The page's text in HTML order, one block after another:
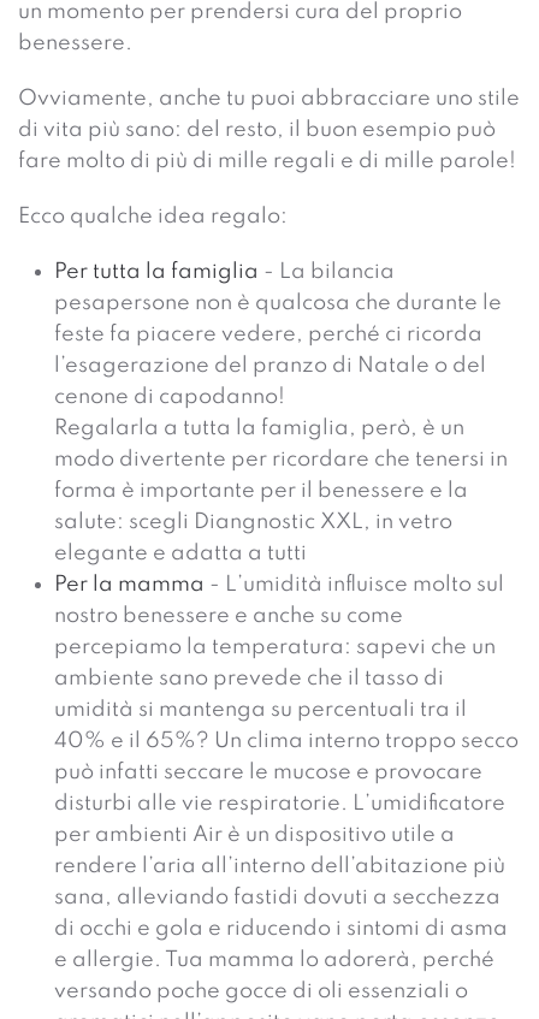
un momento per prendersi cura del proprio
benessere.
Ovviamente, anche tu puoi abbracciare uno stile
di vita più sano: del resto, il buon esempio può
fare molto di più di mille regali e di mille parole!
Ecco qualche idea regalo:
Per tutta la famiglia - La bilancia
pesapersone non è qualcosa che durante le
feste fa piacere vedere, perché ci ricorda
l’esagerazione del pranzo di Natale o del
cenone di capodanno!
Regalarla a tutta la famiglia, però, è un
modo divertente per ricordare che tenersi in
forma è importante per il benessere e la
salute: scegli Diangnostic XXL, in vetro
elegante e adatta a tutti
Per la mamma - L’umidità influisce molto sul
nostro benessere e anche su come
percepiamo la temperatura: sapevi che un
ambiente sano prevede che il tasso di
umidità si mantenga su percentuali tra il
40% e il 65%? Un clima interno troppo secco
può infatti seccare le mucose e provocare
disturbi alle vie respiratorie. L’umidificatore
per ambienti Air è un dispositivo utile a
rendere l’aria all’interno dell’abitazione più
sana, alleviando fastidi dovuti a secchezza
di occhi e gola e riducendo i sintomi di asma
e allergie. Tua mamma lo adorerà, perché
versando poche gocce di oli essenziali o